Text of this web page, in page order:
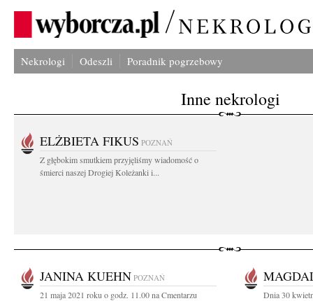
Nekrologi Odeszli Poradnik pogrzebowy
Inne nekrologi
ELŻBIETA FIKUS POZNAŃ
Z głębokim smutkiem przyjęliśmy wiadomość o
śmierci naszej Drogiej Koleżanki i...
JANINA KUEHN POZNAŃ
21 maja 2021 roku o godz. 11.00 na Cmentarzu
Dnia 30